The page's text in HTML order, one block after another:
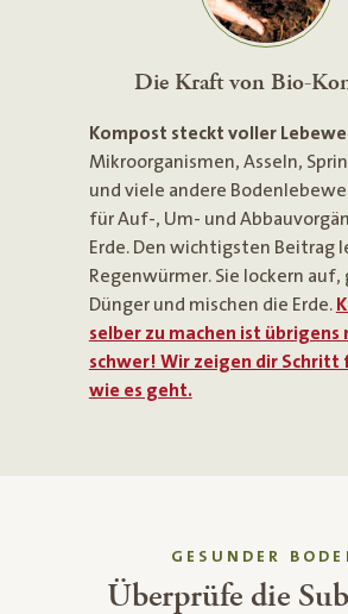
Die Kraft von Bio-
Kompost steckt voller
Mikroorganismen, Asseln,
und viele andere
für Auf-, Um- und
Erde. Den wichtigsten Beitrag
Regenwürmer. Sie lockern auf,
Dünger und mischen die Erde.
selber zu machen ist übrigens
schwer! Wir zeigen dir Schritt
wie es geht.
GESUNDER
Überprüfe die